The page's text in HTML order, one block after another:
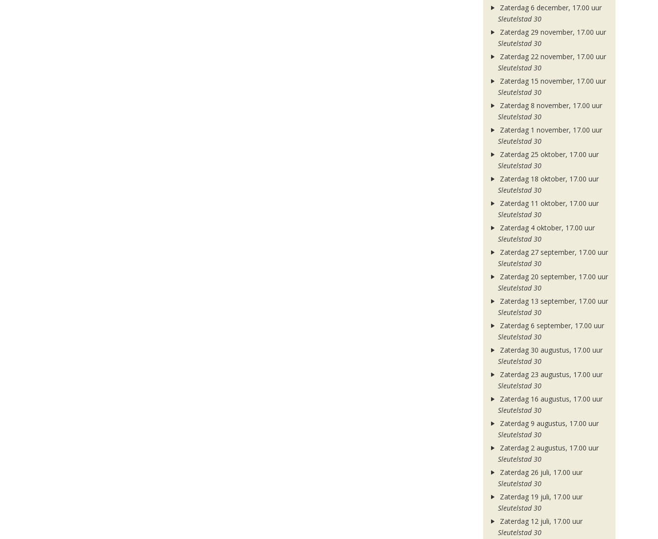
Zaterdag 6 december, 17.00 uur
Sleutelstad 30
Zaterdag 29 november, 17.00 uur
Sleutelstad 30
Zaterdag 22 november, 17.00 uur
Sleutelstad 30
Zaterdag 15 november, 17.00 uur
Sleutelstad 30
Zaterdag 8 november, 17.00 uur
Sleutelstad 30
Zaterdag 1 november, 17.00 uur
Sleutelstad 30
Zaterdag 25 oktober, 17.00 uur
Sleutelstad 30
Zaterdag 18 oktober, 17.00 uur
Sleutelstad 30
Zaterdag 11 oktober, 17.00 uur
Sleutelstad 30
Zaterdag 4 oktober, 17.00 uur
Sleutelstad 30
Zaterdag 27 september, 17.00 uur
Sleutelstad 30
Zaterdag 20 september, 17.00 uur
Sleutelstad 30
Zaterdag 13 september, 17.00 uur
Sleutelstad 30
Zaterdag 6 september, 17.00 uur
Sleutelstad 30
Zaterdag 30 augustus, 17.00 uur
Sleutelstad 30
Zaterdag 23 augustus, 17.00 uur
Sleutelstad 30
Zaterdag 16 augustus, 17.00 uur
Sleutelstad 30
Zaterdag 9 augustus, 17.00 uur
Sleutelstad 30
Zaterdag 2 augustus, 17.00 uur
Sleutelstad 30
Zaterdag 26 juli, 17.00 uur
Sleutelstad 30
Zaterdag 19 juli, 17.00 uur
Sleutelstad 30
Zaterdag 12 juli, 17.00 uur
Sleutelstad 30